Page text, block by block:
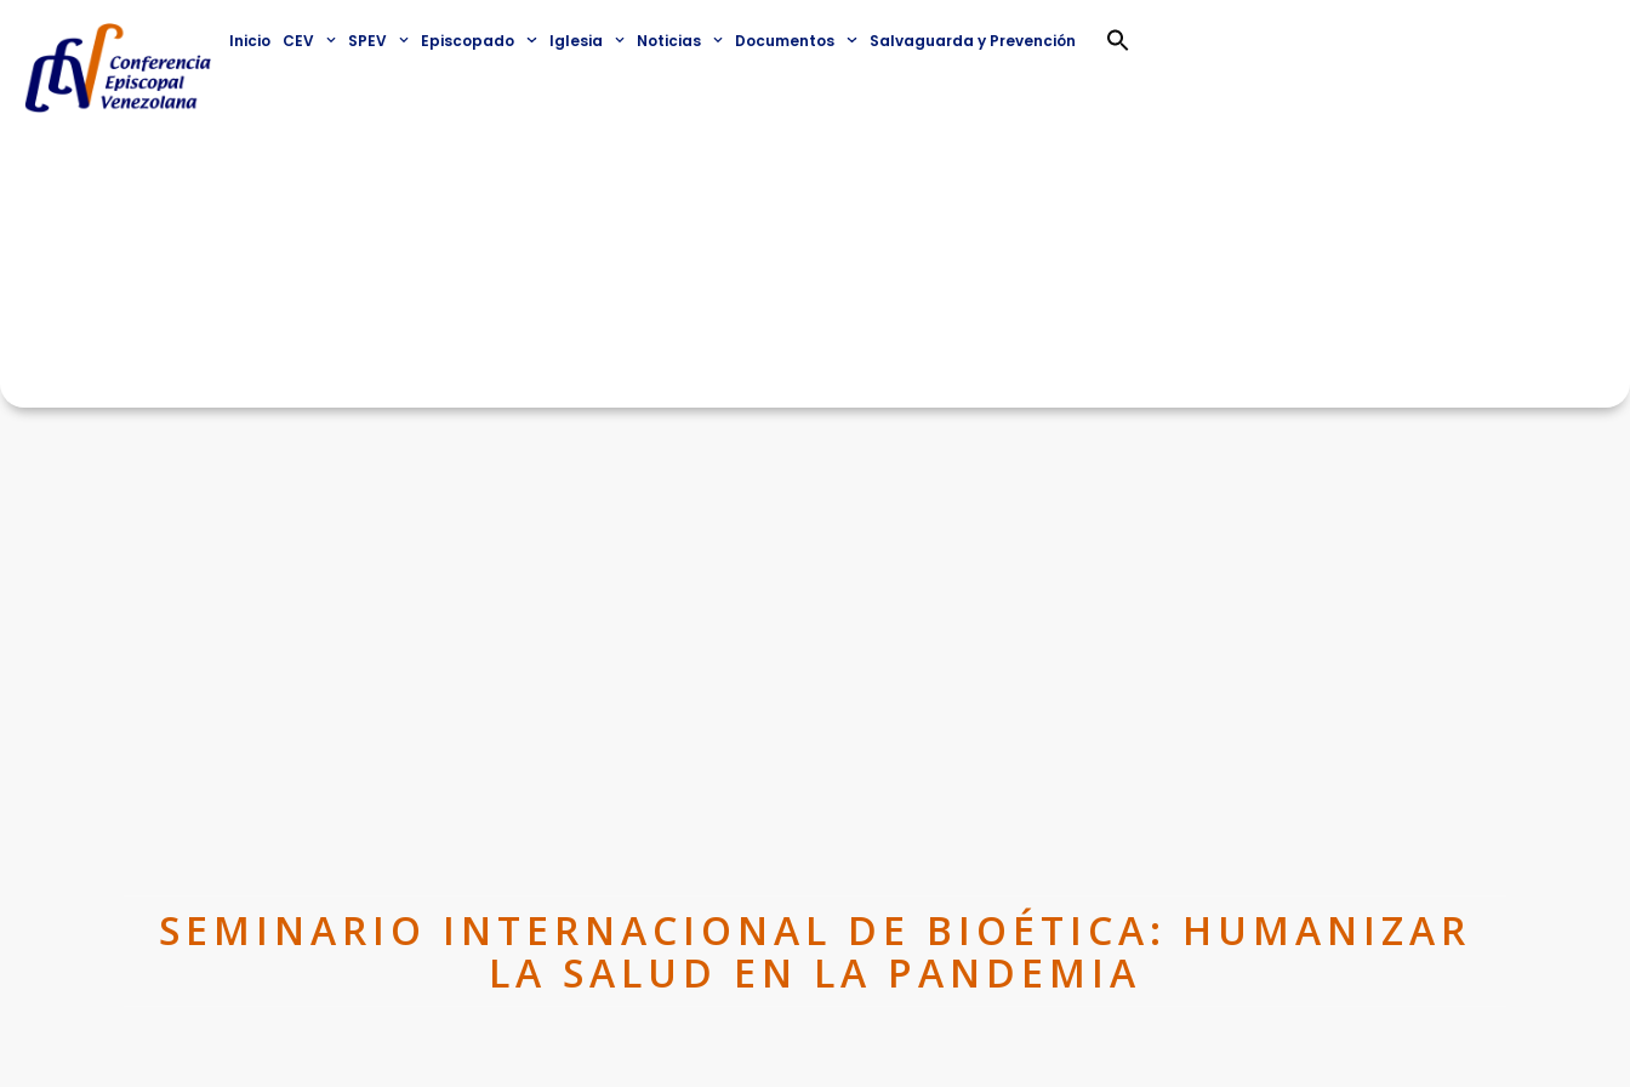
Inicio CEV SPEV Episcopado Iglesia Noticias Documentos Salvaguarda y Prevención
SEMINARIO INTERNACIONAL DE BIOÉTICA: HUMANIZAR
LA SALUD EN LA PANDEMIA